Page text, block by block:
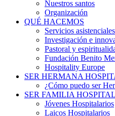
Nuestros santos
Organización
QUÉ HACEMOS
Servicios asistenciales
Investigación e
Pastoral y
Fundación Benito
Hospitality Europe
SER HERMANA
¿Cómo puedo ser
SER FAMILIA
Jóvenes Hospitalarios
Laicos Hospitalarios